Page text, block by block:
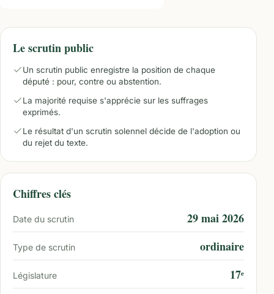
Le scrutin public
Un scrutin public enregistre la position de chaque
député : pour, contre ou abstention.
La majorité requise s'apprécie sur les suffrages
exprimés.
Le résultat d'un scrutin solennel décide de l'adoption ou
du rejet du texte.
Chiffres clés
Date du scrutin 29 mai 2026
Type de scrutin ordinaire
Législature 17ᵉ